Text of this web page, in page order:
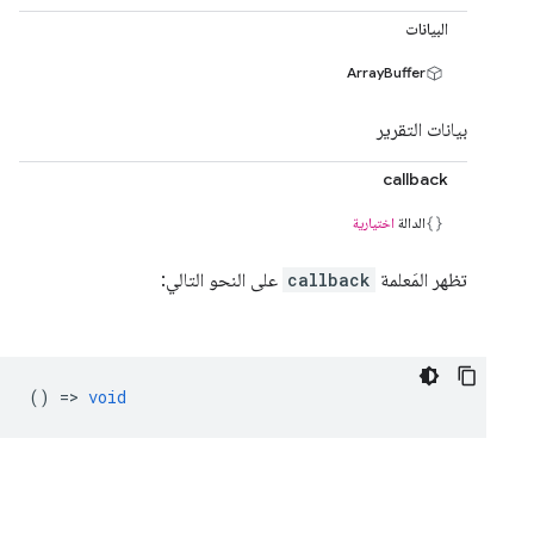
البيانات
ArrayBuffer
بيانات التقرير
callback
الدالة اختيارية
تظهر المَعلمة callback على النحو التالي:
() => void